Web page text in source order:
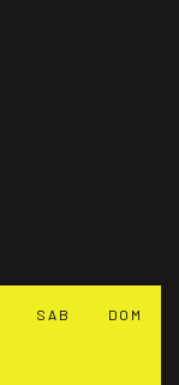
SAB DOM